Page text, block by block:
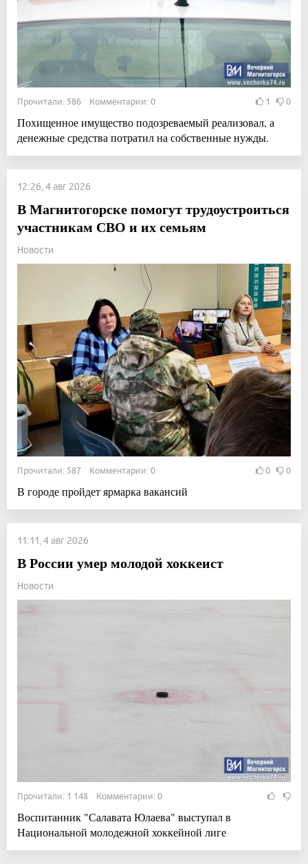
Прочитали: 586 Комментарии: 0 1 0
Похищенное имущество подозреваемый реализовал, а
денежные средства потратил на собственные нужды.
12:26, 4 авг 2026
В Магнитогорске помогут трудоустроиться
участникам СВО и их семьям
Новости
Прочитали: 587 Комментарии: 0 0 0
В городе пройдет ярмарка вакансий
11:11, 4 авг 2026
В России умер молодой хоккеист
Новости
Прочитали: 1 148 Комментарии: 0
Воспитанник "Салавата Юлаева" выступал в
Национальной молодежной хоккейной лиге